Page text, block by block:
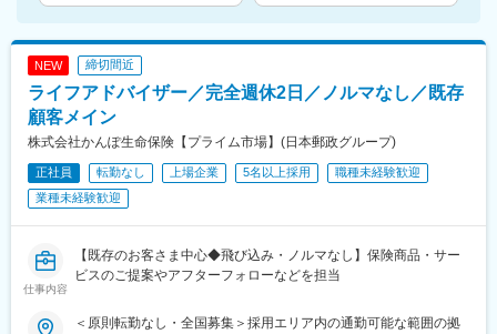
NEW 締切間近
ライフアドバイザー／完全週休2日／ノルマなし／既存
顧客メイン
株式会社かんぽ生命保険【プライム市場】(日本郵政グループ)
正社員 転勤なし 上場企業 5名以上採用
職種未経験歓迎
業種未経験歓迎
仕事内容
【既存のお客さま中心◆飛び込み・ノルマなし】保険商品・サー
ビスのご提案やアフターフォローなどを担当
＜原則転勤なし・全国募集＞採用エリア内の通勤可能な範囲の拠